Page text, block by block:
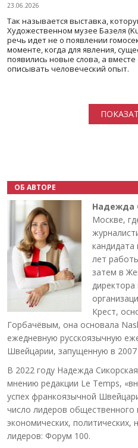
23.06.2026
Так называется выставка,
Художественном музее Базеля
речь идет не о появлении
моменте, когда для явления,
появились новые слова, а
описывать человеческий опыт.
ОБ АВТОРЕ
Надежда
Москве,
кандидата
лет
затем в
Крест,
Горбачёвым, она основала
ежедневную русскоязычную
Швейцарии, запущенную в 2007
В 2022 году Надежда
мнению редакции Le Temps,
успех франкоязычной
число лидеров общественного
экономических, политических,
лидеров: Форум 100.